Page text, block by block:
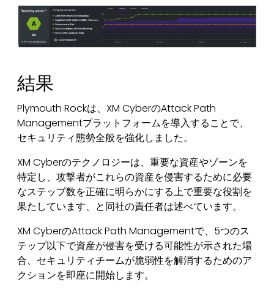
結果
Plymouth Rockは、XM CyberのAttack Path
Managementプラットフォームを導入することで、
セキュリティ態勢全般を強化しました。
XM Cyberのテクノロジーは、重要な資産やゾーンを
特定し、攻撃者がこれらの資産を侵害するために必要
なステップ数を正確に明らかにする上で重要な役割を
果たしています、と同社の責任者は述べています。
XM CyberのAttack Path Managementで、5つのス
テップ以下で資産が侵害を受ける可能性が示された場
合、セキュリティチームが脆弱性を解消するためのア
クションを即座に開始します。